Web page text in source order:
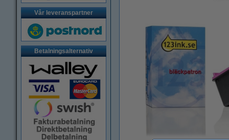
Vår leveranspartner
Betalningsalternativ